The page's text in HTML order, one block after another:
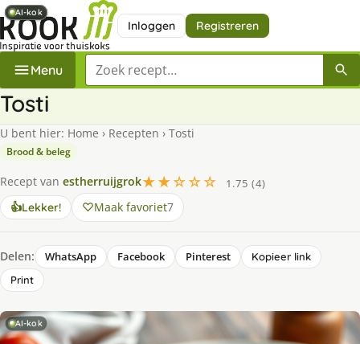
Inloggen Registreren
Menu Zoek een recept
Tosti
U bent hier: Home › Recepten › Tosti
Brood & beleg
Recept van estherruijgrok★★☆☆☆
1.75 (4)
👍Lekker! Maak favoriet7
Delen: WhatsApp Facebook Pinterest
Kopieer link
Print
AI-kok
AI-kok
AI-kok
AI-kok